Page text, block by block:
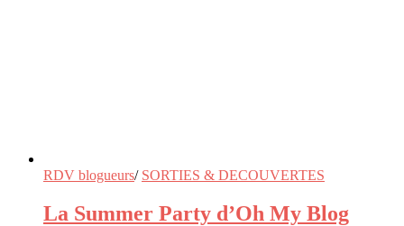
RDV blogueurs/ SORTIES & DECOUVERTES
La Summer Party d’Oh My Blog